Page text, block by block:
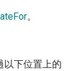
。
以下位置上的